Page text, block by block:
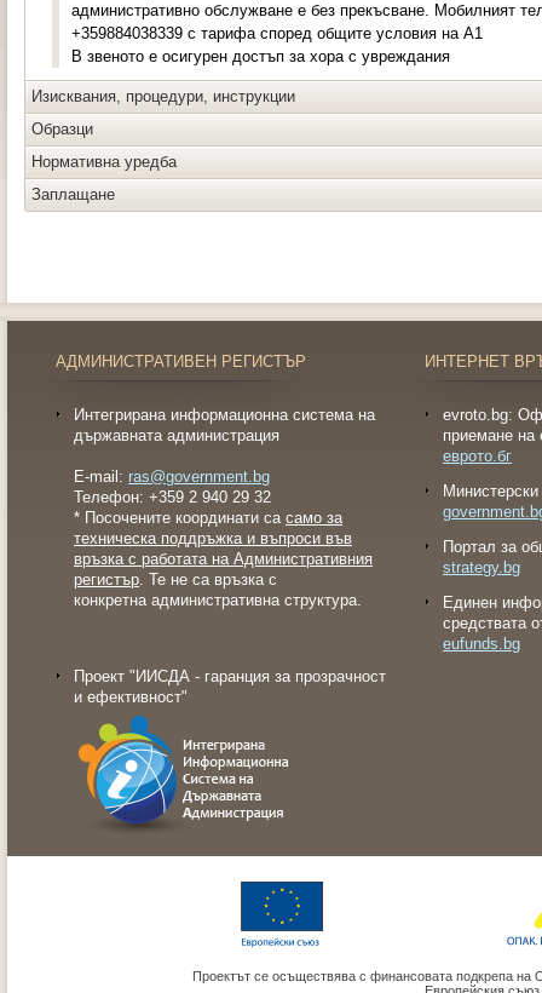
административно обслужване е без прекъсване. Мобилният
+359884038339 с тарифа според общите условия на А1
В звеното е осигурен достъп за хора с увреждания
Изисквания, процедури, инструкции
Образци
Нормативна уредба
Заплащане
АДМИНИСТРАТИВЕН РЕГИСТЪР
Интегрирана информационна система на
държавната администрация
E-mail: ras@government.bg
Телефон: +359 2 940 29 32
* Посочените координати са само за
техническа поддръжка и въпроси във
връзка с работата на Административния
регистър. Те не са връзка с
конкретна административна структура.
Проект "ИИСДА - гаранция за прозрачност
и ефективност"
ИНТЕРНЕТ
evroto.bg:
приемане на
еврото.бг
Портал за
strategy.bg
Eдинен
средствата
eufunds.bg
Проектът се осъществява с финансовата подкрепа на